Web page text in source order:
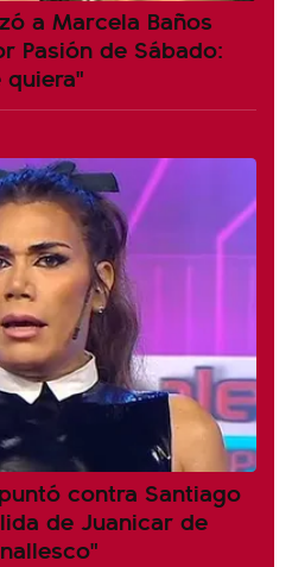
a Marcela Baños
Pasión de Sábado:
contra Santiago
de Juanicar de